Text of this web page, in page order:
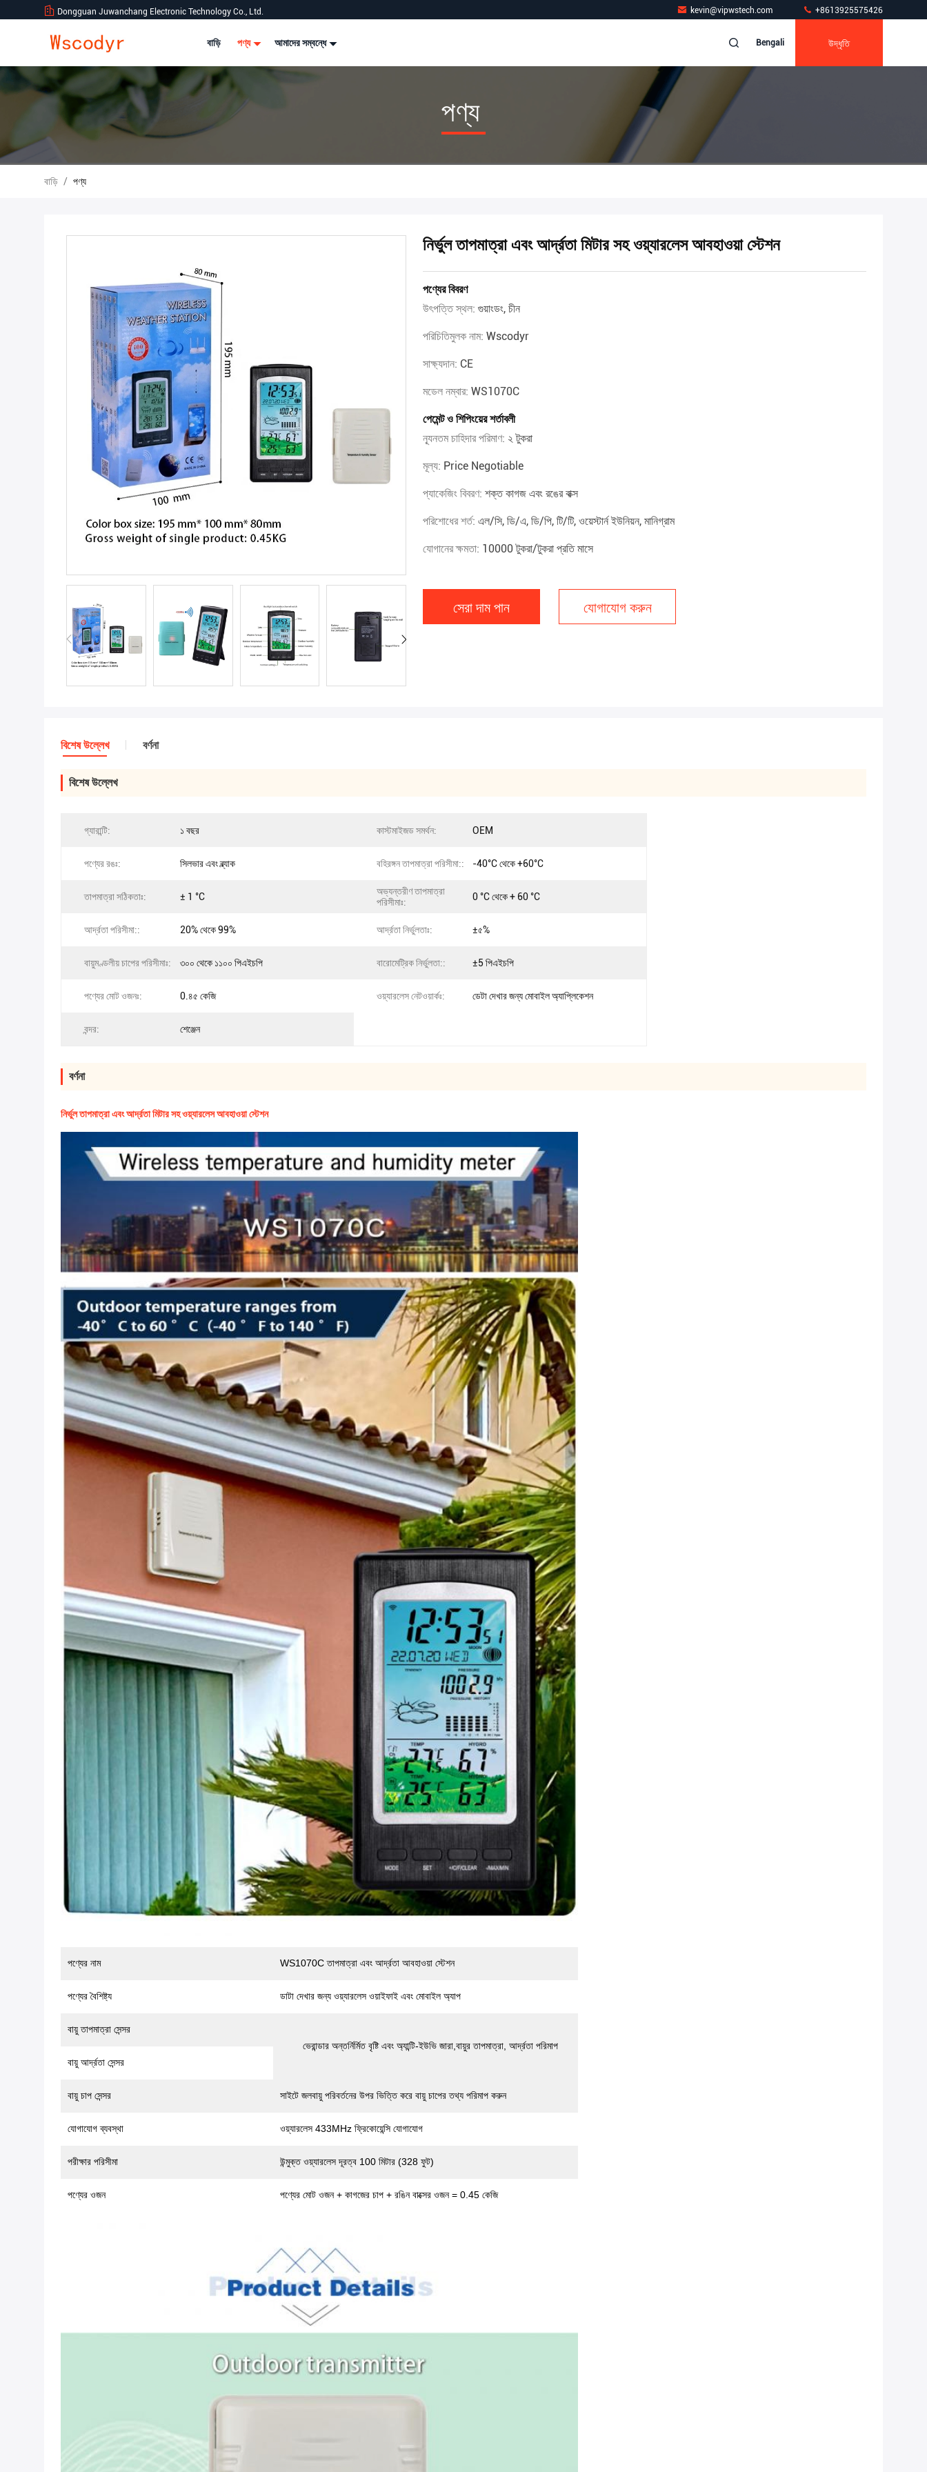
Dongguan Juwanchang Electronic Technology Co., Ltd. kevin@vipwstech.com +8613925575426
বাড়ি পণ্য আমাদের সম্বন্ধে Bengali উদ্ধৃতি
পণ্য
বাড়ি / পণ্য
নির্ভুল তাপমাত্রা এবং আর্দ্রতা মিটার সহ ওয়্যারলেস আবহাওয়া স্টেশন
পণ্যের বিবরণ
উৎপত্তি স্থল: গুয়াংডং, চীন
পরিচিতিমুলক নাম: Wscodyr
সাক্ষ্যদান: CE
মডেল নম্বার: WS1070C
পেমেন্ট ও শিপিংয়ের শর্তাবলী
ন্যূনতম চাহিদার পরিমাণ: ২ টুকরা
মূল্য: Price Negotiable
প্যাকেজিং বিবরণ: শক্ত কাগজ এবং রঙের বাক্স
পরিশোধের শর্ত: এল/সি, ডি/এ, ডি/পি, টি/টি, ওয়েস্টার্ন ইউনিয়ন, মানিগ্রাম
যোগানের ক্ষমতা: 10000 টুকরা/টুকরা প্রতি মাসে
সেরা দাম পান যোগাযোগ করুন
বিশেষ উল্লেখ বর্ণনা
বিশেষ উল্লেখ
গ্যারান্টি: ১ বছর কাস্টমাইজড সমর্থন: OEM
পণ্যের রঙঃ: সিলভার এবং ব্ল্যাক বহিরঙ্গন তাপমাত্রা পরিসীমা:: -40°C থেকে +60°C
তাপমাত্রা সঠিকতাঃ: ± 1 °C
অভ্যন্তরীণ তাপমাত্রা
পরিসীমাঃ:
0 °C থেকে + 60 °C
আর্দ্রতা পরিসীমা:: 20% থেকে 99% আর্দ্রতা নির্ভুলতাঃ: ±৫%
বায়ুমণ্ডলীয় চাপের পরিসীমাঃ: ৩০০ থেকে ১১০০ পিএইচপি বারোমেট্রিক নির্ভুলতা:: ±5 পিএইচপি
পণ্যের মোট ওজনঃ: 0.৪৫ কেজি ওয়্যারলেস নেটওয়ার্কঃ: ডেটা দেখার জন্য মোবাইল অ্যাপ্লিকেশন
বন্দর: শেঞ্জেন
বর্ণনা
নির্ভুল তাপমাত্রা এবং আর্দ্রতা মিটার সহ ওয়্যারলেস আবহাওয়া স্টেশন
পণ্যের নাম WS1070C তাপমাত্রা এবং আর্দ্রতা আবহাওয়া স্টেশন
পণ্যের বৈশিষ্ট্য ডাটা দেখার জন্য ওয়্যারলেস ওয়াইফাই এবং মোবাইল অ্যাপ
বায়ু তাপমাত্রা সেন্সর
ভেরান্ডার অন্তর্নির্মিত বৃষ্টি এবং অ্যান্টি-ইউভি জারা,বায়ুর তাপমাত্রা, আর্দ্রতা পরিমাপ
বায়ু আর্দ্রতা সেন্সর
বায়ু চাপ সেন্সর সাইটে জলবায়ু পরিবর্তনের উপর ভিত্তি করে বায়ু চাপের তথ্য পরিমাপ করুন
যোগাযোগ ব্যবস্থা ওয়্যারলেস 433MHz ফ্রিকোয়েন্সি যোগাযোগ
পরীক্ষার পরিসীমা উন্মুক্ত ওয়্যারলেস দূরত্ব 100 মিটার (328 ফুট)
পণ্যের ওজন পণ্যের মোট ওজন + কাগজের চাপ + রঙিন বাক্সের ওজন = 0.45 কেজি